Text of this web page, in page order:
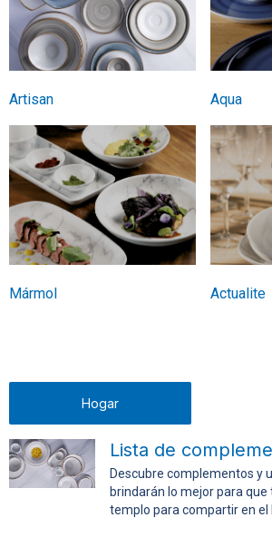
Artisan Aqua
Mármol Actualite
Hogar
Descubre complementos y
brindarán lo mejor para
templo para compartir en el